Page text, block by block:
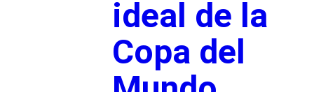
ideal de la
Copa del